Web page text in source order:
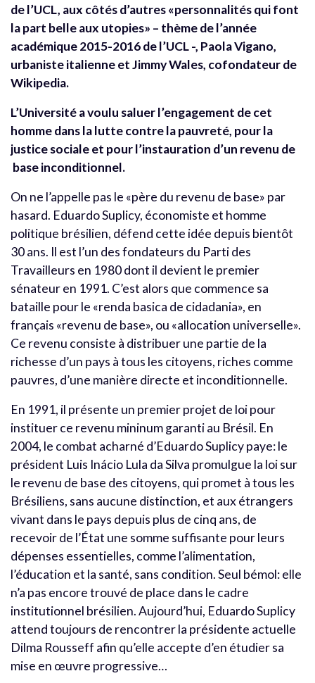
de l’UCL, aux côtés d’autres «personnalités qui font
la part belle aux utopies» – thème de l’année
académique 2015-2016 de l’UCL -, Paola Vigano,
urbaniste italienne et Jimmy Wales, cofondateur de
Wikipedia.
L’Université a voulu saluer l’engagement de cet
homme dans la lutte contre la pauvreté, pour la
justice sociale et pour l’instauration d’un revenu de
base inconditionnel.
On ne l’appelle pas le «père du revenu de base» par
hasard. Eduardo Suplicy, économiste et homme
politique brésilien, défend cette idée depuis bientôt
30 ans. Il est l’un des fondateurs du Parti des
Travailleurs en 1980 dont il devient le premier
sénateur en 1991. C’est alors que commence sa
bataille pour le «renda basica de cidadania», en
français «revenu de base», ou «allocation universelle».
Ce revenu consiste à distribuer une partie de la
richesse d’un pays à tous les citoyens, riches comme
pauvres, d’une manière directe et inconditionnelle.
En 1991, il présente un premier projet de loi pour
instituer ce revenu mininum garanti au Brésil. En
2004, le combat acharné d’Eduardo Suplicy paye: le
président Luis Inácio Lula da Silva promulgue la loi sur
le revenu de base des citoyens, qui promet à tous les
Brésiliens, sans aucune distinction, et aux étrangers
vivant dans le pays depuis plus de cinq ans, de
recevoir de l’État une somme suffisante pour leurs
dépenses essentielles, comme l’alimentation,
l’éducation et la santé, sans condition. Seul bémol: elle
n’a pas encore trouvé de place dans le cadre
institutionnel brésilien. Aujourd’hui, Eduardo Suplicy
attend toujours de rencontrer la présidente actuelle
Dilma Rousseff afin qu’elle accepte d’en étudier sa
mise en œuvre progressive…